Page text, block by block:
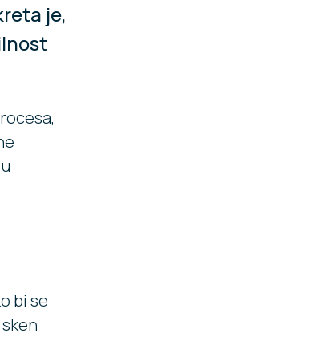
je,
bi se